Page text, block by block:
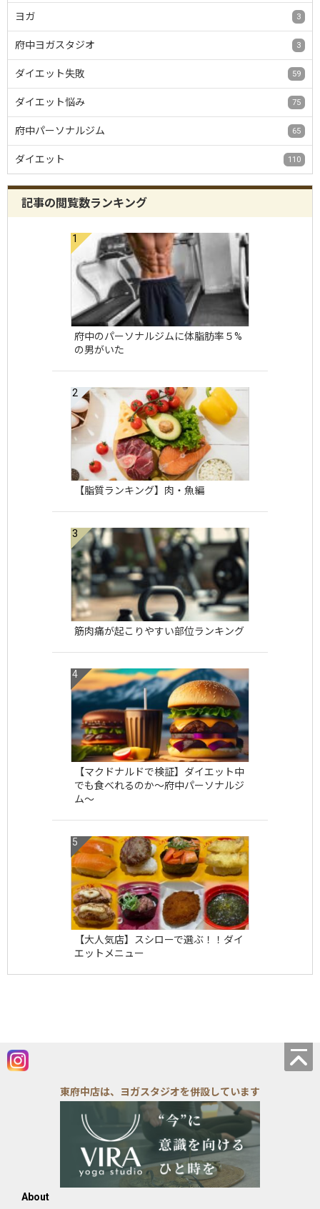
ヨガ 3
府中ヨガスタジオ 3
ダイエット失敗 59
ダイエット悩み 75
府中パーソナルジム 65
ダイエット 110
記事の閲覧数ランキング
府中のパーソナルジムに体脂肪率５%
の男がいた
【脂質ランキング】肉・魚編
筋肉痛が起こりやすい部位ランキング
【マクドナルドで検証】ダイエット中
でも食べれるのか〜府中パーソナルジ
ム〜
【大人気店】スシローで選ぶ！！ダイ
エットメニュー
東府中店は、ヨガスタジオを併設しています
About